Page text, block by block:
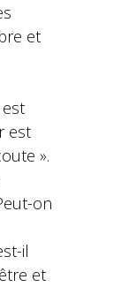
et
est
».
on
il
et